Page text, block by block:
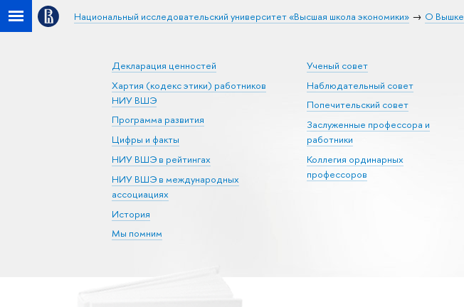
Национальный исследовательский университет «Высшая школа экономики» О Вышке
Декларация ценностей
Хартия (кодекс этики) работников
НИУ ВШЭ
Программа развития
Цифры и факты
НИУ ВШЭ в рейтингах
НИУ ВШЭ в международных
ассоциациях
История
Мы помним
Ученый совет
Наблюдательный совет
Попечительский совет
Заслуженные профессора и
работники
Коллегия ординарных
профессоров